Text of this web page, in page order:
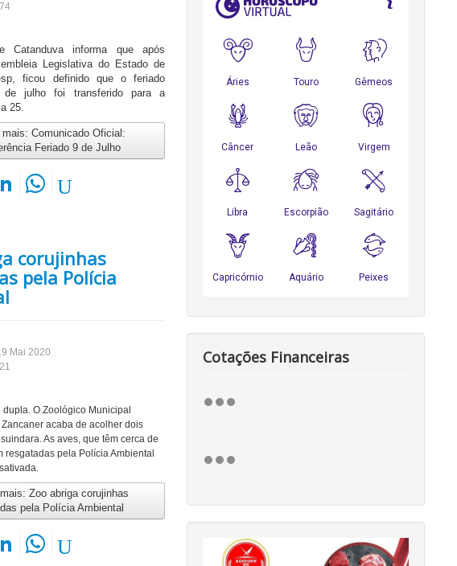
Catanduva informa que após
Legislativa do Estado de
ficou definido que o feriado
julho foi transferido para a
25.
mais: Comunicado Oficial:
Feriado 9 de Julho
corujinhas
pela Polícia
Mai 2020
dupla. O Zoológico Municipal
acaba de acolher dois
As aves, que têm cerca de
resgatadas pela Polícia Ambiental
Zoo abriga corujinhas
pela Polícia Ambiental
Cotações Financeiras